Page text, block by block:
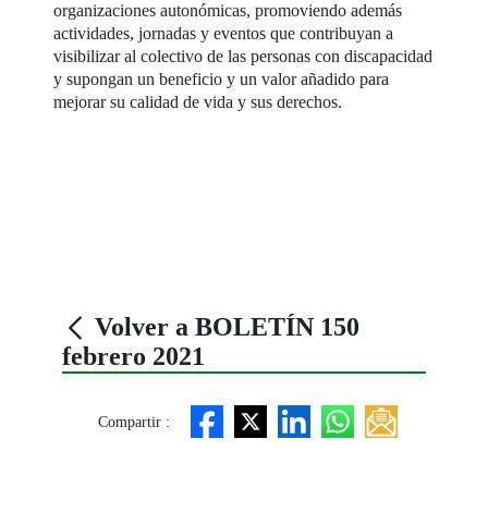
organizaciones autonómicas, promoviendo además
actividades, jornadas y eventos que contribuyan a
visibilizar al colectivo de las personas con discapacidad
y supongan un beneficio y un valor añadido para
mejorar su calidad de vida y sus derechos.
Volver a BOLETÍN 150
febrero 2021
Compartir :